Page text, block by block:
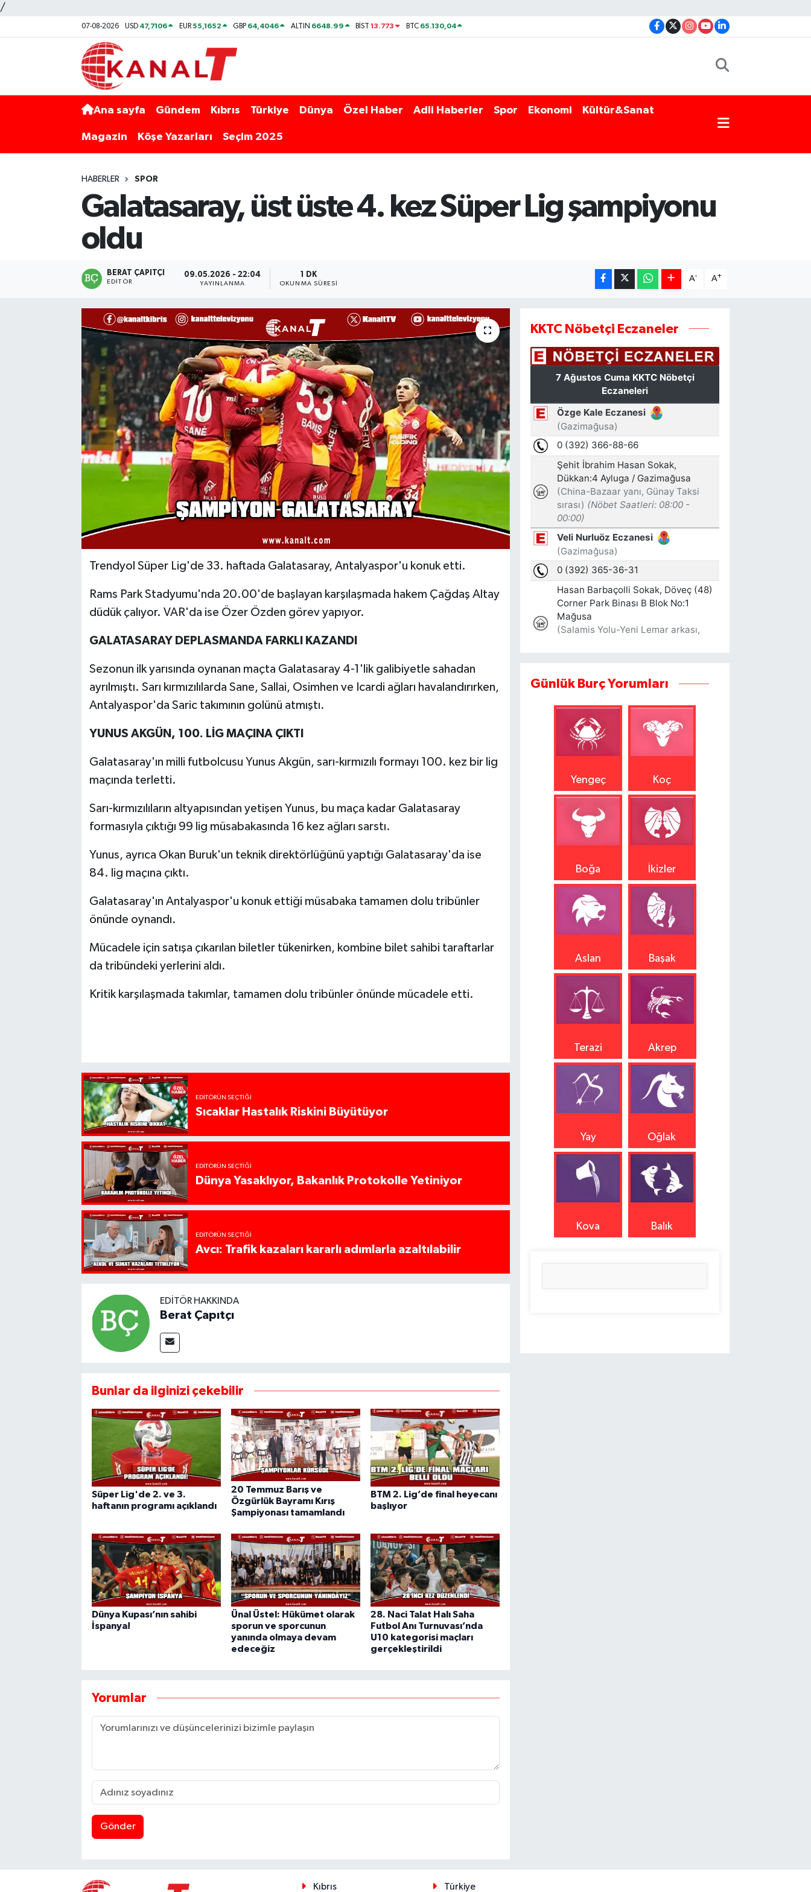
/
07-08-2026 USD 47,7106 EUR55,1652 GBP 64,4046 ALTIN 6648.99 BİST13.773 BTC 65.130,04
Ana sayfa Gündem Kıbrıs Türkiye Dünya Özel Haber Adli Haberler Spor Ekonomi Kültür&Sanat
Magazin Köşe Yazarları Seçim 2025
HABERLER SPOR
Galatasaray, üst üste 4. kez Süper Lig şampiyonu
oldu
BERAT ÇAPITÇI
EDITÖR
09.05.2026 - 22:04
YAYINLANMA
1 DK
OKUNMA SÜRESI
A- A+
Trendyol Süper Lig'de 33. haftada Galatasaray, Antalyaspor'u konuk etti.
Rams Park Stadyumu'nda 20.00'de başlayan karşılaşmada hakem Çağdaş Altay
düdük çalıyor. VAR'da ise Özer Özden görev yapıyor.
GALATASARAY DEPLASMANDA FARKLI KAZANDI
Sezonun ilk yarısında oynanan maçta Galatasaray 4-1'lik galibiyetle sahadan
ayrılmıştı. Sarı kırmızılılarda Sane, Sallai, Osimhen ve Icardi ağları havalandırırken,
Antalyaspor'da Saric takımının golünü atmıştı.
YUNUS AKGÜN, 100. LİG MAÇINA ÇIKTI
Galatasaray'ın milli futbolcusu Yunus Akgün, sarı-kırmızılı formayı 100. kez bir lig
maçında terletti.
Sarı-kırmızılıların altyapısından yetişen Yunus, bu maça kadar Galatasaray
formasıyla çıktığı 99 lig müsabakasında 16 kez ağları sarstı.
Yunus, ayrıca Okan Buruk'un teknik direktörlüğünü yaptığı Galatasaray'da ise
84. lig maçına çıktı.
Galatasaray'ın Antalyaspor'u konuk ettiği müsabaka tamamen dolu tribünler
önünde oynandı.
Mücadele için satışa çıkarılan biletler tükenirken, kombine bilet sahibi taraftarlar
da tribündeki yerlerini aldı.
Kritik karşılaşmada takımlar, tamamen dolu tribünler önünde mücadele etti.
EDITÖRÜN SEÇTIĞI
Sıcaklar Hastalık Riskini Büyütüyor
EDITÖRÜN SEÇTIĞI
Dünya Yasaklıyor, Bakanlık Protokolle Yetiniyor
EDITÖRÜN SEÇTIĞI
Avcı: Trafik kazaları kararlı adımlarla azaltılabilir
EDITÖR HAKKINDA
Berat Çapıtçı
Bunlar da ilginizi çekebilir
Süper Lig'de 2. ve 3.
haftanın programı açıklandı
20 Temmuz Barış ve
Özgürlük Bayramı Kırış
Şampiyonası tamamlandı
BTM 2. Lig’de final heyecanı
başlıyor
Dünya Kupası’nın sahibi
İspanya!
Ünal Üstel: Hükümet olarak
sporun ve sporcunun
yanında olmaya devam
edeceğiz
28. Naci Talat Halı Saha
Futbol Anı Turnuvası’nda
U10 kategorisi maçları
gerçekleştirildi
Yorumlar
Gönder
KKTC Nöbetçi Eczaneler
Günlük Burç Yorumları
Yengeç Koç
Boğa İkizler
Aslan Başak
Terazi Akrep
Yay Oğlak
Kova Balık
Kıbrıs
Türkiye